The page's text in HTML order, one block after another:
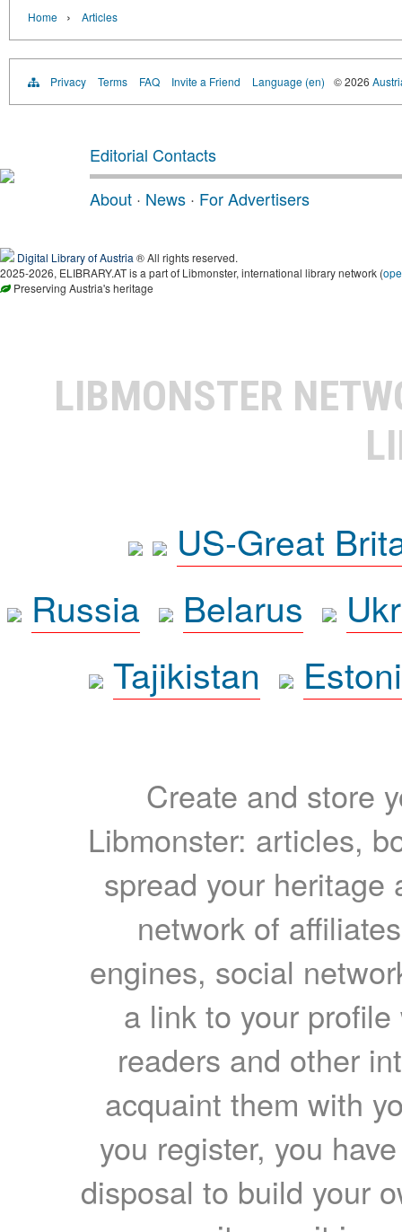
Home › Articles
Privacy Terms FAQ Invite a Friend Language (en) © 2026
Editorial Contacts
About · News · For Advertisers
Digital Library of Austria ® All rights reserved.
2025-2026, ELIBRARY.AT is a part of Libmonster, international library network (
Preserving Austria's heritage
LIBMONSTER
US-Great
Russia
Belarus
Tajikistan
Create and store
Libmonster: articles,
spread your heritage
network of
engines, social
a link to your
readers and other
acquaint them with
you register, you
disposal to build your